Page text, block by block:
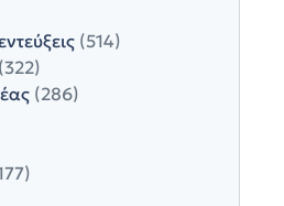
(514)
(286)